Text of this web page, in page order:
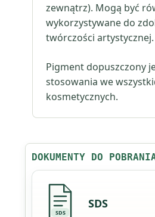
zewnątrz). Mogą być
wykorzystywane do
twórczości artystycznej.
Pigment dopuszczony
stosowania we
kosmetycznych.
DOKUMENTY DO
SDS
SDS